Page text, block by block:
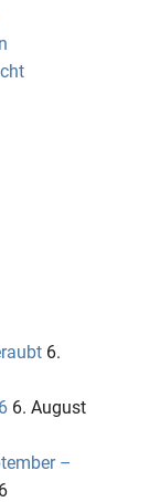
6.
6. August
–